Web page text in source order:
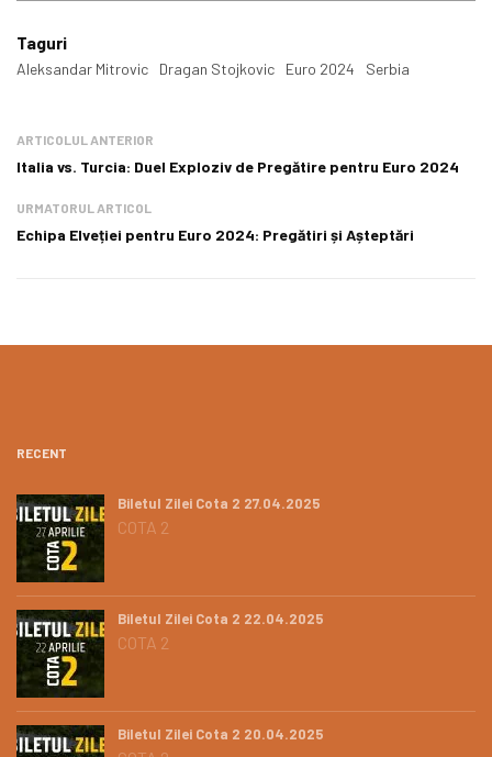
Taguri
Aleksandar Mitrovic Dragan Stojkovic Euro 2024 Serbia
ARTICOLUL ANTERIOR
Italia vs. Turcia: Duel Exploziv de Pregătire pentru Euro 2024
URMATORUL ARTICOL
Echipa Elveției pentru Euro 2024: Pregătiri și Așteptări
RECENT
Biletul Zilei Cota 2 27.04.2025
COTA 2
Biletul Zilei Cota 2 22.04.2025
COTA 2
Biletul Zilei Cota 2 20.04.2025